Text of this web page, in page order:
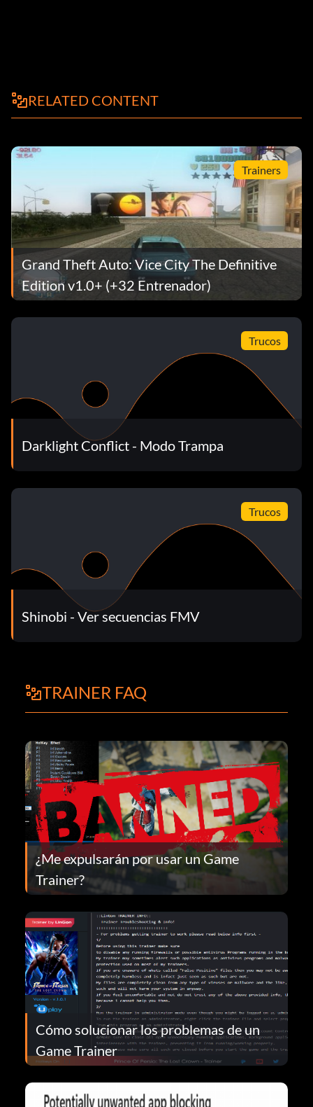
RELATED CONTENT
Trainers
Grand Theft Auto: Vice City The Definitive
Edition v1.0+ (+32 Entrenador)
Trucos
Darklight Conflict - Modo Trampa
Trucos
Shinobi - Ver secuencias FMV
TRAINER FAQ
¿Me expulsarán por usar un Game
Trainer?
Cómo solucionar los problemas de un
Game Trainer